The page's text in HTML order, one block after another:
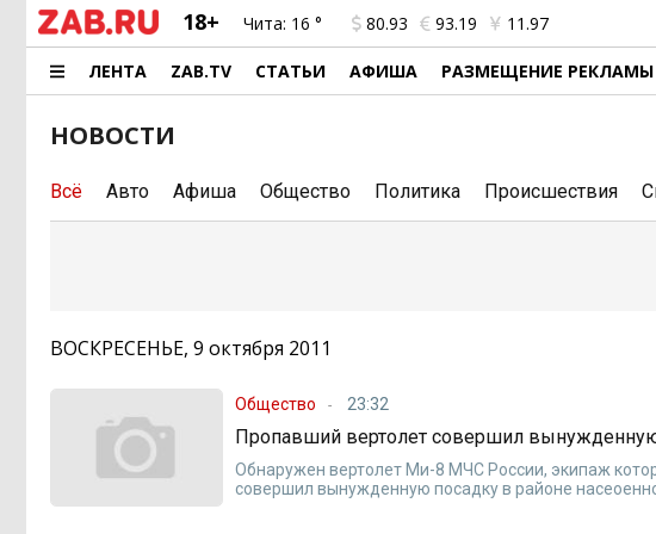
18+ Чита: 16 ° 80.93 93.19 11.97
ЛЕНТА ZAB.TV СТАТЬИ АФИША РАЗМЕЩЕНИЕ РЕКЛАМЫ
НОВОСТИ
Всё Авто Афиша Общество Политика Происшествия
ВОСКРЕСЕНЬЕ, 9 октября 2011
Общество 23:32
Пропавший вертолет совершил
Обнаружен вертолет Ми-8 МЧС России, экипаж
совершил вынужденную посадку в районе